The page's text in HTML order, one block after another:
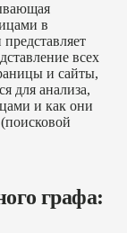
в
всех
и сайты,
для анализа,
и как они
графа: